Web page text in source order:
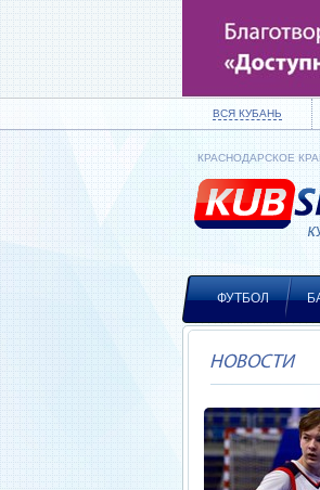
ВСЯ КУБАНЬ
КРАСНОДАРСКОЕ
ФУТБОЛ
НОВОСТИ